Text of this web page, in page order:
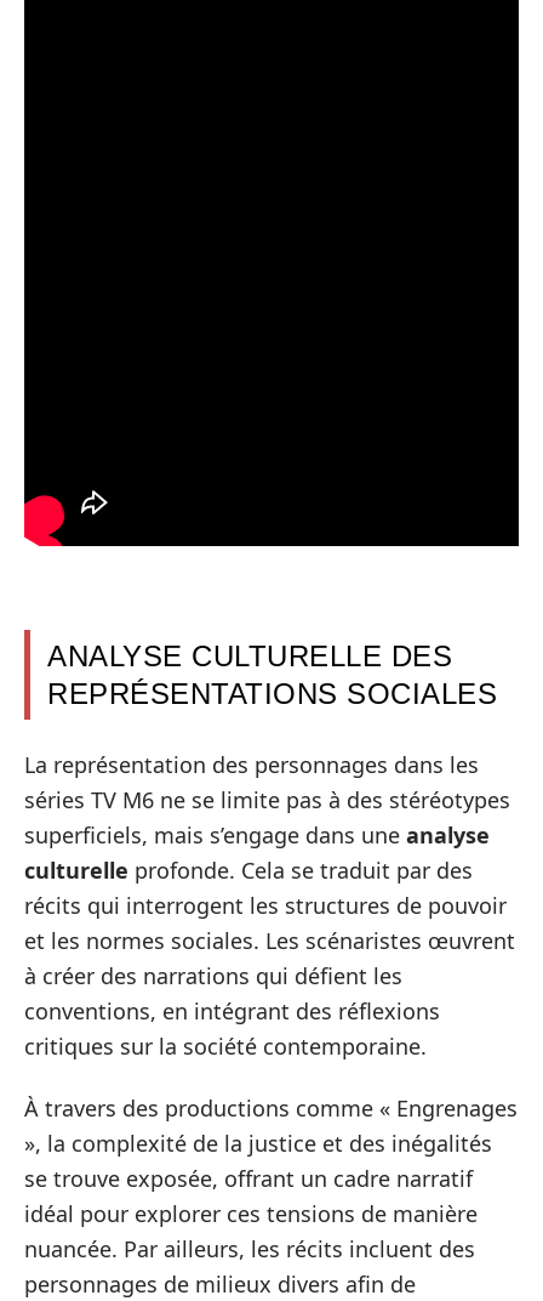
ANALYSE CULTURELLE DES
REPRÉSENTATIONS SOCIALES
La représentation des personnages dans les
séries TV M6 ne se limite pas à des stéréotypes
superficiels, mais s’engage dans une analyse
culturelle profonde. Cela se traduit par des
récits qui interrogent les structures de pouvoir
et les normes sociales. Les scénaristes œuvrent
à créer des narrations qui défient les
conventions, en intégrant des réflexions
critiques sur la société contemporaine.
À travers des productions comme « Engrenages
», la complexité de la justice et des inégalités
se trouve exposée, offrant un cadre narratif
idéal pour explorer ces tensions de manière
nuancée. Par ailleurs, les récits incluent des
personnages de milieux divers afin de